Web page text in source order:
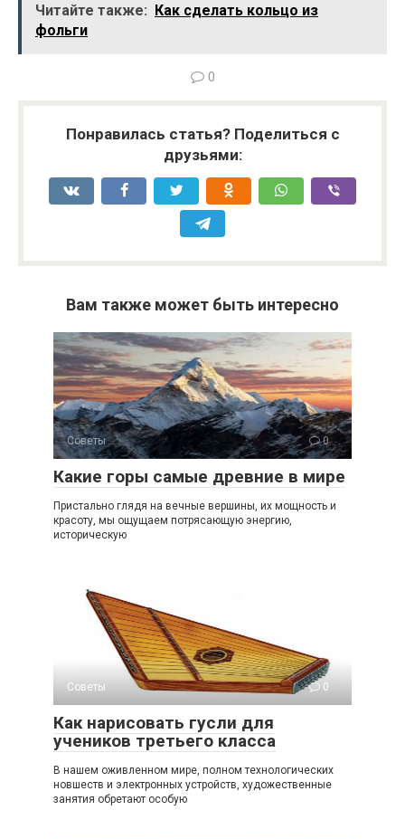
Читайте также: Как сделать кольцо из
фольги
0
Понравилась статья? Поделиться с
друзьями:
Вам также может быть интересно
Советы 0
Какие горы самые древние в мире
Пристально глядя на вечные вершины, их мощность и
красоту, мы ощущаем потрясающую энергию,
историческую
Советы 0
Как нарисовать гусли для
учеников третьего класса
В нашем оживленном мире, полном технологических
новшеств и электронных устройств, художественные
занятия обретают особую